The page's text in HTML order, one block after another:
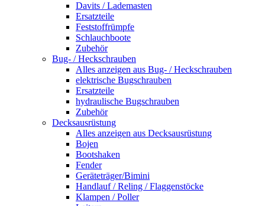
Davits / Lademasten
Ersatzteile
Feststoffrümpfe
Schlauchboote
Zubehör
Bug- / Heckschrauben
Alles anzeigen aus Bug- / Heckschrauben
elektrische Bugschrauben
Ersatzteile
hydraulische Bugschrauben
Zubehör
Decksausrüstung
Alles anzeigen aus Decksausrüstung
Bojen
Bootshaken
Fender
Geräteträger/Bimini
Handlauf / Reling / Flaggenstöcke
Klampen / Poller